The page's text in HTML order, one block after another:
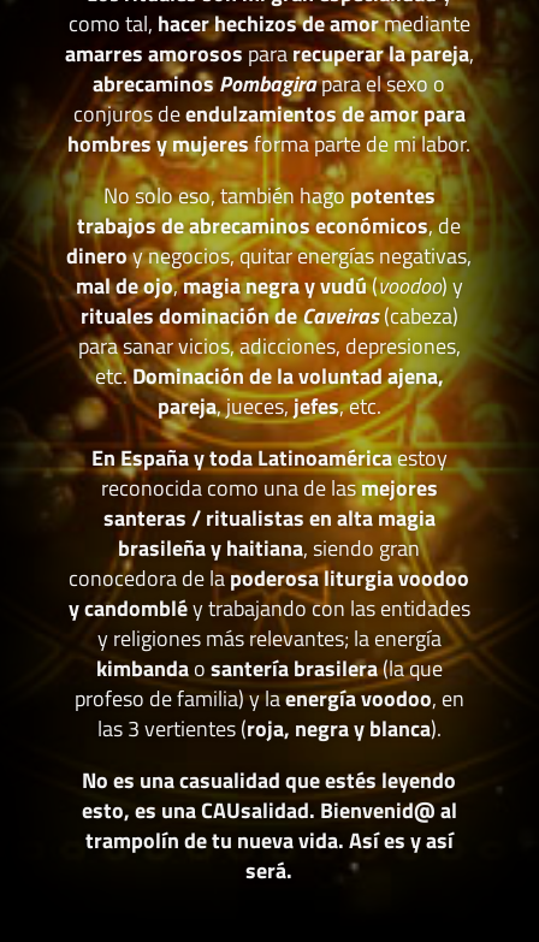
como tal, hacer hechizos de amormediante
amarres amorosospararecuperar la pareja,
abrecaminosPombagirapara el sexo o
conjuros deendulzamientos de amor para
hombres y mujeresforma parte de mi labor.
No solo eso, también hagopotentes
trabajos de abrecaminos económicos, de
dineroy negocios, quitar energías negativas,
mal de ojo,magia negra y vudú(voodoo) y
rituales dominación deCaveiras(cabeza)
para sanar vicios, adicciones, depresiones,
etc.Dominación de la voluntad ajena,
pareja, jueces,jefes, etc.
En España y toda Latinoaméricaestoy
reconocida como una de lasmejores
santeras / ritualistas en alta magia
brasileña y haitiana, siendo gran
conocedora de lapoderosa liturgia voodoo
y candombléy trabajando con las entidades
y religiones más relevantes; la energía
kimbandaosantería brasilera(la que
profeso de familia) y laenergía voodoo, en
las 3 vertientes (roja, negra y blanca).
No es una casualidad que estés leyendo
esto, es una CAUsalidad. Bienvenid@ al
trampolín de tu nueva vida. Así es y así
será.